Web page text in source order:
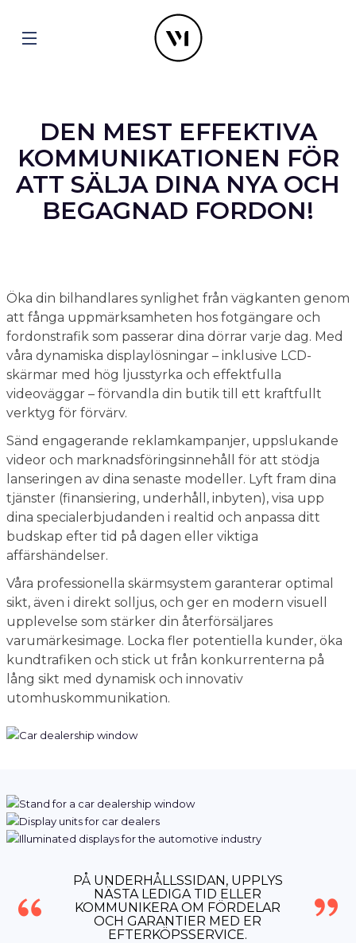
DEN MEST EFFEKTIVA
KOMMUNIKATIONEN FÖR
ATT SÄLJA DINA NYA OCH
BEGAGNAD FORDON!
Öka din bilhandlares synlighet från vägkanten genom
att fånga uppmärksamheten hos fotgängare och
fordonstrafik som passerar dina dörrar varje dag. Med
våra dynamiska displaylösningar – inklusive LCD-
skärmar med hög ljusstyrka och effektfulla
videoväggar – förvandla din butik till ett kraftfullt
verktyg för förvärv.
Sänd engagerande reklamkampanjer, uppslukande
videor och marknadsföringsinnehåll för att stödja
lanseringen av dina senaste modeller. Lyft fram dina
tjänster (finansiering, underhåll, inbyten), visa upp
dina specialerbjudanden i realtid och anpassa ditt
budskap efter tid på dagen eller viktiga
affärshändelser.
Våra professionella skärmsystem garanterar optimal
sikt, även i direkt solljus, och ger en modern visuell
upplevelse som stärker din återförsäljares
varumärkesimage. Locka fler potentiella kunder, öka
kundtrafiken och stick ut från konkurrenterna på
lång sikt med dynamisk och innovativ
utomhuskommunikation.
PÅ UNDERHÅLLSSIDAN, UPPLYS
NÄSTA LEDIGA TID ELLER
KOMMUNIKERA OM FÖRDELAR
OCH GARANTIER MED ER
EFTERKÖPSSERVICE.